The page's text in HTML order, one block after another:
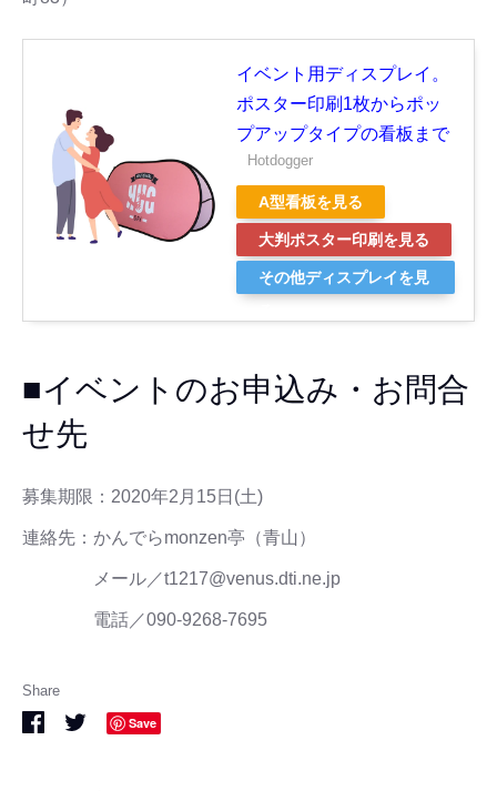
イベント用ディスプレイ。
ポスター印刷1枚からポッ
プアップタイプの看板まで
Hotdogger
A型看板を見る
大判ポスター印刷を見る
その他ディスプレイを見
■イベントのお申込み・お問合
せ先
募集期限：2020年2月15日(土)
連絡先：かんでらmonzen亭（青山）
メール／t1217@venus.dti.ne.jp
電話／090-9268-7695
Share
ShareShareSave